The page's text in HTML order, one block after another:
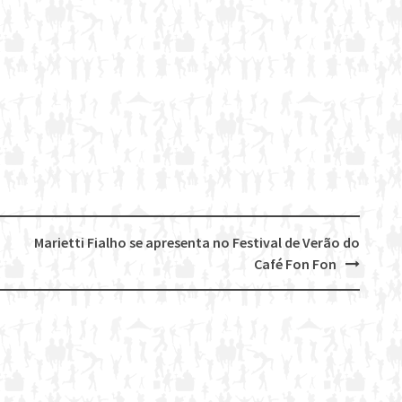
Marietti Fialho se apresenta no Festival de Verão do
Café Fon Fon